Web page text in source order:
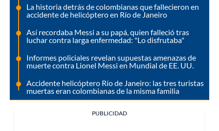
La historia detrás de colombianas que fallecieron en
accidente de helicóptero en Río de Janeiro
Así recordaba Messi a su papá, quien falleció tras
luchar contra larga enfermedad: "Lo disfrutaba"
Informes policiales revelan supuestas amenazas de
muerte contra Lionel Messi en Mundial de EE. UU.
Accidente helicóptero Río de Janeiro: las tres turistas
muertas eran colombianas de la misma familia
PUBLICIDAD